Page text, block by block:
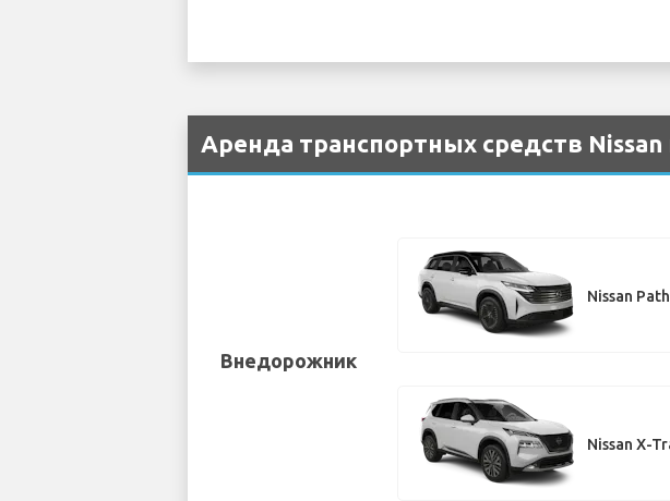
Аренда транспортных средств
Внедорожник
Nissan
Nissan X-